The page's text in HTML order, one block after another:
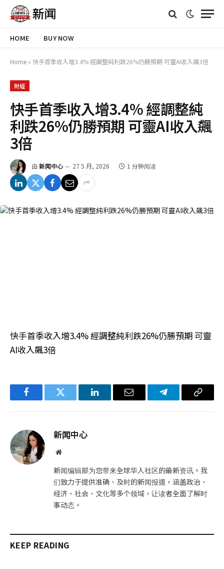
HOME BUY NOW
Home » 快手首季收入增3.4% 經調整純利跌26%仍勝預期 可靈AI收入飆3倍
財經
快手首季收入增3.4% 經調整純
利跌26%仍勝預期 可靈AI收入飆
3倍
由 新闻中心 27 5 月, 2026 1 分钟阅读
快手首季收入增3.4% 經調整純利跌26%仍勝預期 可靈
AI收入飆3倍
FacebookTwitter LinkedIn电
Telegram复
新闻中心
网
新闻编辑部为您带来全球华人社区的最新资讯。我
们致力于提供准确、及时的新闻报道，涵盖政治、
经济、社会、文化等多个领域，让读者全面了解时
事动态。
KEEP READING